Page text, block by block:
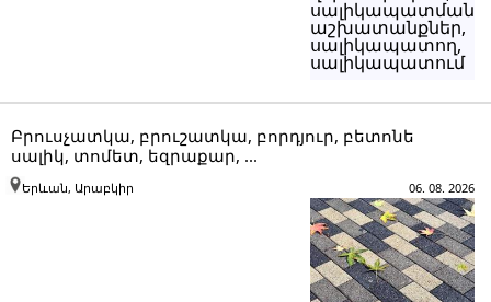
Բրուսչատկա, բրուշատկա, բորդյուր, բետոնե
սալիկ, տոմետ, եզրաքար, ...
06. 08. 2026
Երևան, Արաբկիր